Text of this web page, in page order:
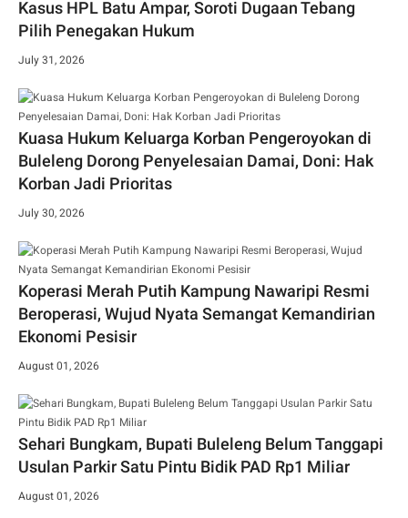
Kasus HPL Batu Ampar, Soroti Dugaan Tebang
Pilih Penegakan Hukum
July 31, 2026
Kuasa Hukum Keluarga Korban Pengeroyokan di
Buleleng Dorong Penyelesaian Damai, Doni: Hak
Korban Jadi Prioritas
July 30, 2026
Koperasi Merah Putih Kampung Nawaripi Resmi
Beroperasi, Wujud Nyata Semangat Kemandirian
Ekonomi Pesisir
August 01, 2026
Sehari Bungkam, Bupati Buleleng Belum Tanggapi
Usulan Parkir Satu Pintu Bidik PAD Rp1 Miliar
August 01, 2026